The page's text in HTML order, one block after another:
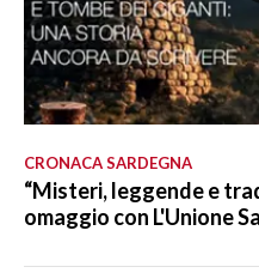
CRONACA SARDEGNA
“Misteri, leggende e
omaggio con L'Unione